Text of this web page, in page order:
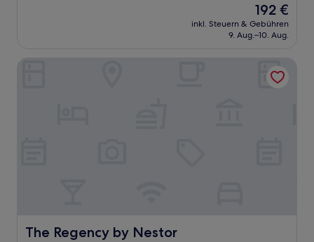
Der
Preis
beträgt
192 €
inkl. Steuern & Gebühren
9. Aug.–10. Aug.
The Regency by Nestor
The Regency by Nestor